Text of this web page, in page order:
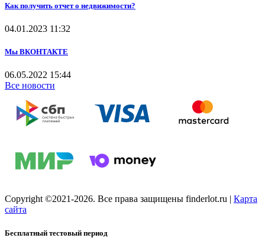
Как получить отчет о недвижимости?
04.01.2023 11:32
Мы ВКОНТАКТЕ
06.05.2022 15:44
Все новости
Copyright ©2021-2026. Все права защищены finderlot.ru
Карта
сайта
Бесплатный тестовый период